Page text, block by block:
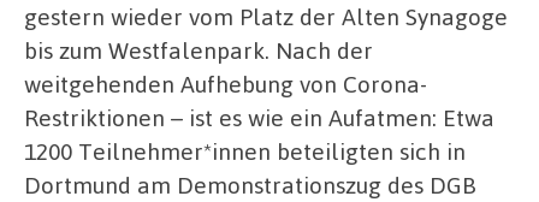
gestern wieder vom Platz der Alten Synagoge
bis zum Westfalenpark. Nach der
weitgehenden Aufhebung von Corona-
Restriktionen – ist es wie ein Aufatmen: Etwa
1200 Teilnehmer*innen beteiligten sich in
Dortmund am Demonstrationszug des DGB